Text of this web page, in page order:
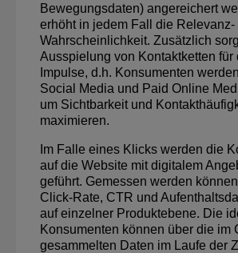
Bewegungsdaten) angereichert
erhöht in jedem Fall die Relevanz-
Wahrscheinlichkeit. Zusätzlich
Ausspielung von Kontaktketten für
Impulse, d.h. Konsumenten
Social Media und Paid Online
um Sichtbarkeit und
maximieren.
Im Falle eines Klicks werden die
auf die Website mit digitalem
geführt. Gemessen werden
Click-Rate, CTR und
auf einzelner Produktebene. Die
Konsumenten können über die im
gesammelten Daten im Laufe der